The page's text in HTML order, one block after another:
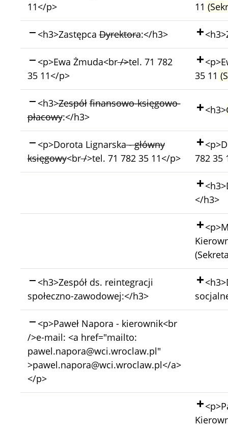
11</p>
11
Skasowano:
<h3>ZastępcaDyrektora:</h3>
Skasowano:
<p>Ewa Żmuda<br/>tel. 71 782
35 11</p>
35 11
Skasowano:
<h3>Zespół finansowo-księgowo-
płacowy:</h3>
<h3>
Skasowano:
<p>Dorota Lignarska- główny
księgowy<br/>tel. 71 782 35 11</p>
782 35
</h3>
Skasowano:
<h3>Zespół ds. reintegracji
społeczno-zawodowej:</h3>
Skasowano:
<p>Paweł Napora - kierownik<br
/>e-mail: <a href="mailto:
pawel.napora@wci.wroclaw.pl"
>pawel.napora@wci.wroclaw.pl</a>
</p>